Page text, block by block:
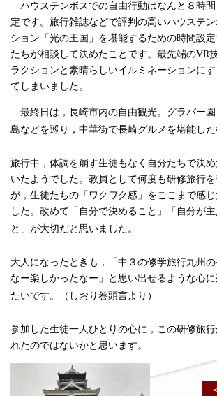
ハウステンボスでの自由行動はなんと８時
定です。旅行雑誌などで評判の高いハウステ
ション「光の王国」を堪能するための時間設
たちが相談して決めたことです。最先端のVR
ラクションと素晴らしいイルミネーションに
てしまいました。
最終日は，長崎市内の自由観光。グラバー
島などを巡り，中華街で長崎グルメを堪能した
旅行中，体調を崩す生徒もなく自分たちで決
いたようでした。教員として何度も研修旅行
が，生徒たちの「ワクワク感」をここまで感
した。改めて「自分で決めること」「自分が
と」が大切だと思いました。
大人になったときも，「中３の修学旅行九州
なー楽しかったなー」と思い出せるような心
たいです。（しおり巻頭言より）
参加した生徒一人ひとりの心に，この研修旅
れたのではないかと思います。